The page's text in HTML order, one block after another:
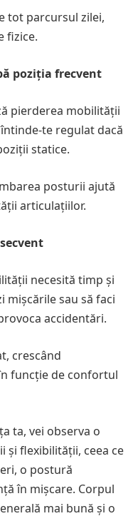
tot parcursul zilei,
fizice.
poziția frecvent
pierderea mobilității
te regulat dacă
statice.
posturii ajută
articulațiilor.
necesită timp și
mișcările sau să faci
accidentări.
crescând
funcție de confortul
ta, vei observa o
și flexibilității, ceea ce
o postură
în mișcare. Corpul
mai bună și o